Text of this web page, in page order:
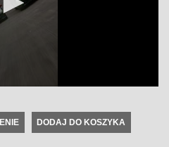
DODAJ DO KOSZYKA